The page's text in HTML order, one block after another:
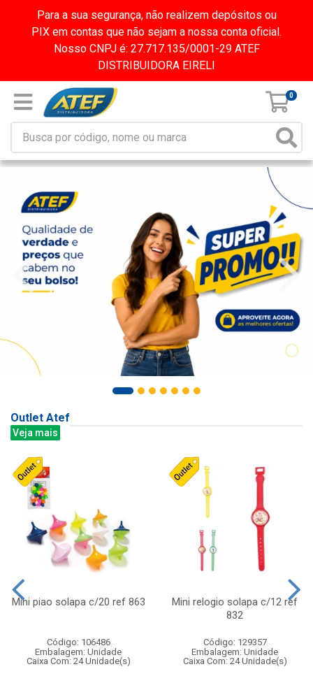
Para a sua segurança, não realizem depósitos ou
PIX em contas que não sejam a nossa conta oficial.
Nosso CNPJ é: 27.717.135/0001-29 ATEF
DISTRIBUIDORA EIRELI
0
Outlet Atef
Veja mais
Mini piao solapa c/20 ref 863
Código: 106486
Embalagem: Unidade
Caixa Com: 24 Unidade(s)
Mini relogio solapa c/12 ref
832
Código: 129357
Embalagem: Unidade
Caixa Com: 24 Unidade(s)